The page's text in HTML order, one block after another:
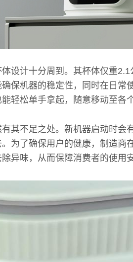
设计十分周到。其杯体仅重
保机器的稳定性，同时在日常
轻松单手拿起，随意移动至各
其不足之处。新机器启动时会
为了确保用户的健康，制造商
异味，从而保障消费者的使用安